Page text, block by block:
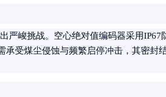
严峻挑战。空心绝对值编码器采用IP67
受煤尘侵蚀与频繁启停冲击，其密封